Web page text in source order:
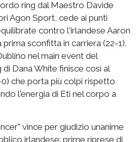
ring dal Maestro Davide
Agon Sport, cede ai punti
contro l'irlandese Aaron
prima sconfitta in carriera (22-1).
nel main event del
Dana White finisce così al
0) che porta più colpi rispetto
l'energia di Eti nel corpo a
vince per giudizio unanime
irlandese: prime riprese di